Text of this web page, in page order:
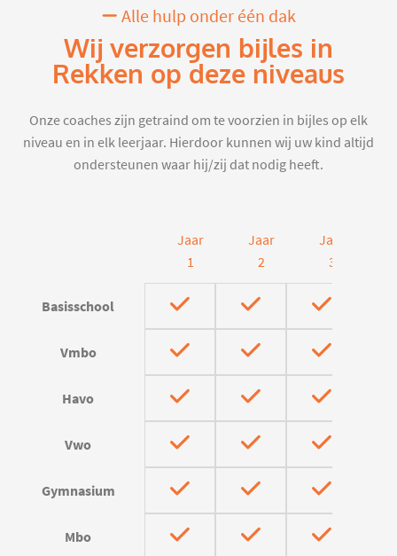
Alle hulp onder één dak
Wij verzorgen bijles in
Rekken op deze niveaus
Onze coaches zijn getraind om te voorzien in bijles op elk
niveau en in elk leerjaar. Hierdoor kunnen wij uw kind altijd
ondersteunen waar hij/zij dat nodig heeft.
Jaar
1
Jaar
2
Jaar
3
Basisschool
Vmbo
Havo
Vwo
Gymnasium
Mbo